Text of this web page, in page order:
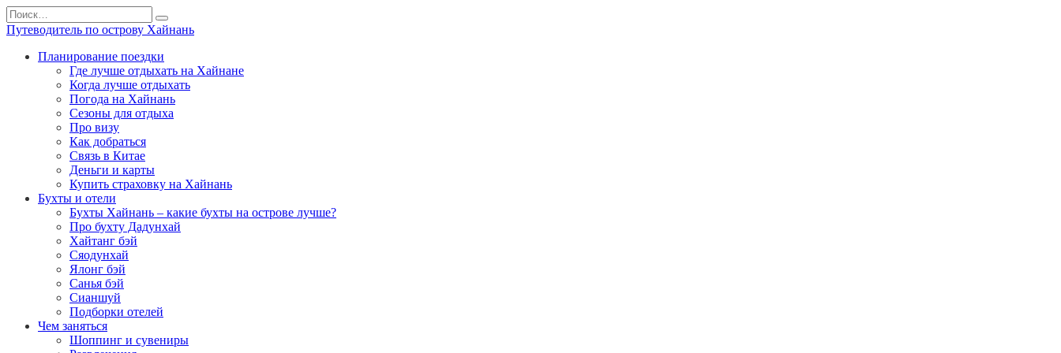
Перейти
к
содержанию
Search
for:
Путеводитель по острову Хайнань
Планирование поездки
Где лучше отдыхать на Хайнане
Когда лучше отдыхать
Погода на Хайнань
Сезоны для отдыха
Про визу
Как добраться
Связь в Китае
Деньги и карты
Купить страховку на Хайнань
Бухты и отели
Бухты Хайнань – какие бухты на острове лучше?
Про бухту Дадунхай
Хайтанг бэй
Сяодунхай
Ялонг бэй
Санья бэй
Сианшуй
Подборки отелей
Чем заняться
Шоппинг и сувениры